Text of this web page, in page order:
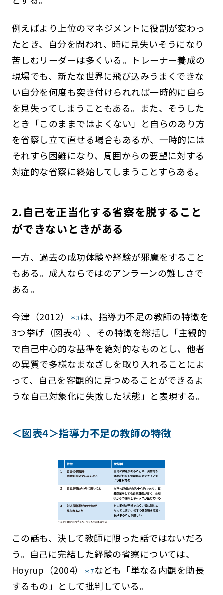
例えばより上位のマネジメントに役割が変わっ
たとき、自分を問われ、時に見失いそうになり
苦しむリーダーは多くいる。トレーナー養成の
現場でも、新たな世界に飛び込みうまくできな
い自分を何度も突き付けられれば一時的に自ら
を見失ってしまうこともある。また、そうした
とき「このままではよくない」と自らのあり方
を省察し立て直せる場合もあるが、一時的には
それすら困難になり、周囲からの要望に対する
対症的な省察に終始してしまうことすらある。
2.自己を正当化する省察を脱すること
ができないときがある
一方、過去の成功体験や経験が邪魔をすること
もある。成人ならではのアンラーンの難しさで
ある。
今津（2012） ＊3 は、指導力不足の教師の特徴を
3つ挙げ（図表4）、その特徴を総括し「主観的
で自己中心的な基準を絶対的なものとし、他者
の異質で多様なまなざしを取り入れることによ
って、自己を客観的に見つめることができるよ
うな自己対象化に失敗した状態」と表現する。
＜図表4＞指導力不足の教師の特徴
この話も、決して教師に限った話ではないだろ
う。自己に完結した経験の省察については、
Hoyrup（2004）
＊7なども「単なる内観を助長
するもの」として批判している。